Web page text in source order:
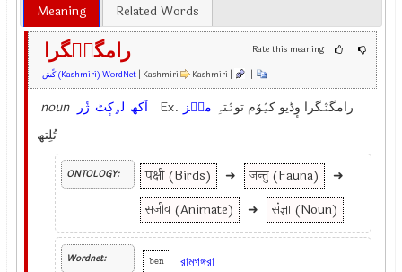
Meaning Related Words
Rate this meaning رامگنٛگرا
کًش (Kashmiri) WordNet | Kashmiri Kashmiri | |
noun اَکھ لۄکٕٹ ژٔر Ex. رامگنٛگرا وٕڈیو کیٛوٚم تونٛتہِ منٛز
تُلِتھ
ONTOLOGY: पक्षी (Birds) ➜ जन्तु (Fauna)
➜
सजीव (Animate)
➜ संज्ञा (Noun)
Wordnet: ben রামগঙ্গরা